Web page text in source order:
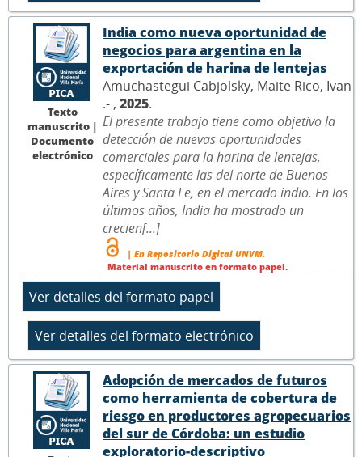
Texto
manuscrito |
Documento
electrónico
India como nueva oportunidad de
negocios para argentina en la
exportación de harina de lentejas
Amuchastegui Cabjolsky, Maite Rico, Ivan
.- , 2025.
El presente trabajo tiene como objetivo la
detección de nuevas oportunidades
comerciales para la harina de lentejas,
específicamente las del norte de Buenos
Aires y Santa Fe, en el mercado indio. En los
últimos años, India ha mostrado un
crecien[...]
| En Repositorio Digital UNVM.
Material manuscrito en formato papel.
Adopción de mercados de futuros
como herramienta de cobertura de
riesgo en productores agropecuarios
del sur de Córdoba: un estudio
exploratorio-descriptivo